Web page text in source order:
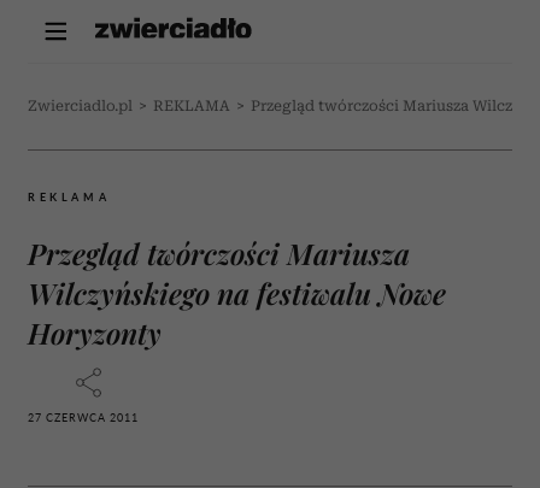
Zwierciadlo.pl > REKLAMA > Przegląd twórczości Mariusza
REKLAMA
Przegląd twórczości Mariusza
Wilczyńskiego na festiwalu Nowe
Horyzonty
27 CZERWCA 2011